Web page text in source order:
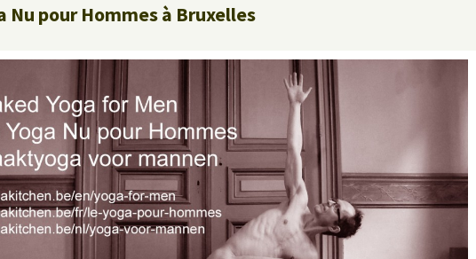
Substituer les œufs
Nu pour Hommes à Bruxelles